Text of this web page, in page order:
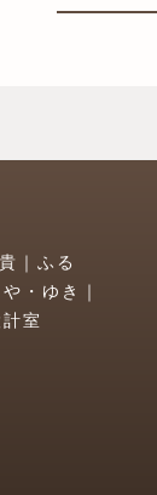
｜ふる
・ゆき｜
室